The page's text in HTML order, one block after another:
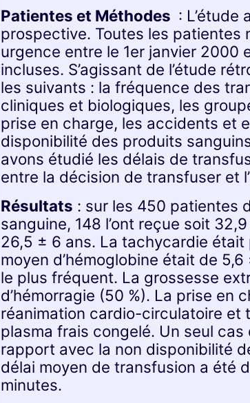
Patientes et Méthodes :
prospective. Toutes les patientes
urgence entre le 1er janvier 2000
incluses. S’agissant de l’étude
les suivants : la fréquence des
cliniques et biologiques, les
prise en charge, les accidents et
disponibilité des produits
avons étudié les délais de
entre la décision de transfuser et
Résultats : sur les 450 patientes
sanguine, 148 l’ont reçue soit
26,5 ± 6 ans. La tachycardie
moyen d’hémoglobine était de
le plus fréquent. La grossesse
d’hémorragie (50 %). La prise en
réanimation cardio-circulatoire et
plasma frais congelé. Un seul cas
rapport avec la non disponibilité
délai moyen de transfusion a été
minutes.